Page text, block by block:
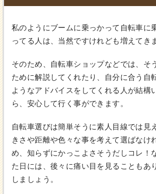
私のようにブームに乗っかって自転車に
ってる人は、当然ですけれども増えてき
そのため、自転車ショップなどでは、そ
ために解説してくれたり、自分に合う自
ようなアドバイスをしてくれる人が結構
ら、安心して行く事ができます。
自転車選びは簡単そうに素人目線では見
きさや距離や色々な事を考えて選ばなけ
め、知らずにかっこよさそうだしコレ！
た日には、後々に痛い目を見ることもあ
しましょう。